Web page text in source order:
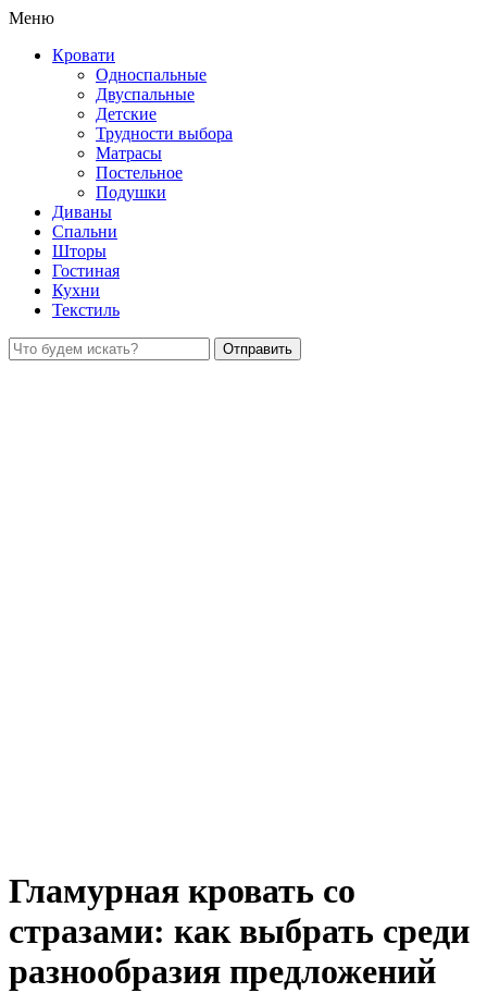
Меню
Кровати
Односпальные
Двуспальные
Детские
Трудности выбора
Матрасы
Постельное
Подушки
Диваны
Спальни
Шторы
Гостиная
Кухни
Текстиль
Гламурная кровать со
стразами: как выбрать среди
разнообразия предложений